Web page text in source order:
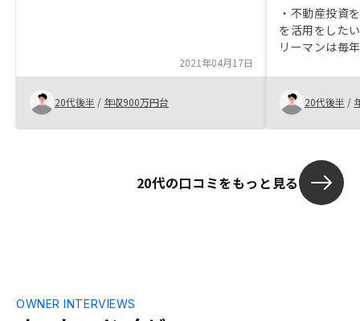
2021年04月17日
20代後半 / 年収900万円台
・不動産投資
を活用をした
リーマンは毎
は保険と確定
と投資信託。
動いていた。
避けたかった
た時に、奥さ
ての側面があ
じた。
20代後半 /
20代の口コミをもっと見る
OWNER INTERVIEWS